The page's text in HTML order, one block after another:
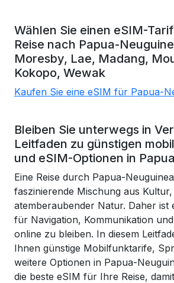
Wählen Sie einen eSIM-
Reise nach Papua-
Moresby, Lae, Madang,
Kokopo, Wewak
Kaufen Sie eine eSIM für Papua-
Bleiben Sie unterwegs in
Leitfaden zu günstigen
und eSIM-Optionen in
Eine Reise durch Papua-
faszinierende Mischung aus
atemberaubender Natur. Daher ist
für Navigation, Kommunikation
online zu bleiben. In diesem
Ihnen günstige Mobilfunktarife,
weitere Optionen in Papua-
die beste eSIM für Ihre Reise,